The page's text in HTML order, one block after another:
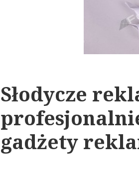
Słodycze
gadżety